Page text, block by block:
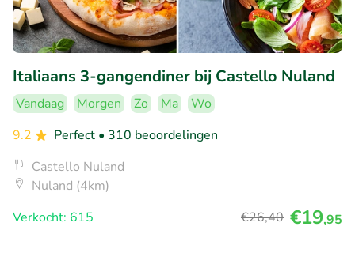
Italiaans 3-gangendiner bij Castello Nuland
Vandaag Morgen Zo Ma
Wo
9.2
Perfect • 310 beoordelingen
Castello Nuland
Nuland (4km)
Verkocht: 615
€26,40 €19,95